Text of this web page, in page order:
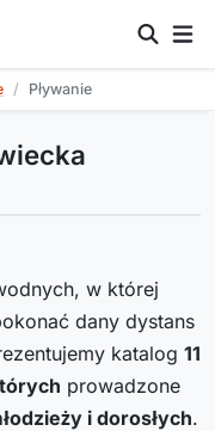
Pływanie
w której
dany dystans
katalog 11
prowadzone
i dorosłych.